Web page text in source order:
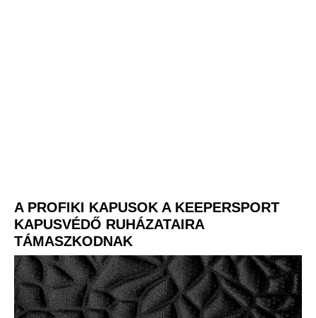
A PROFIKI KAPUSOK A KEEPERSPORT
KAPUSVÉDŐ RUHÁZATAIRA
TÁMASZKODNAK